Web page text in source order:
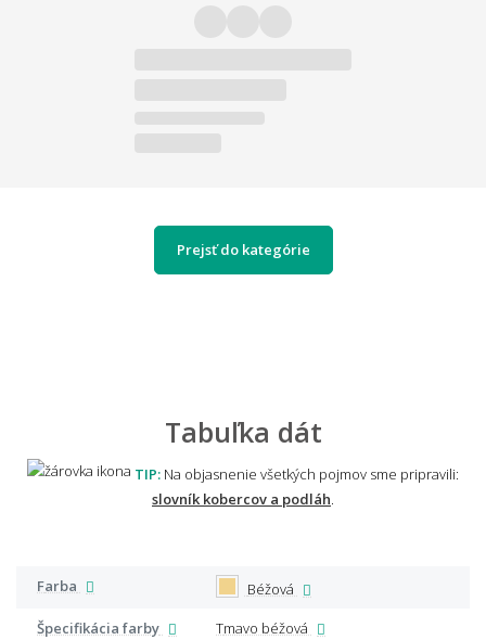
Prejsť do kategórie
Tabuľka dát
TIP: Na objasnenie všetkých pojmov sme pripravili:
slovník kobercov a podláh
Farba
Béžová
Špecifikácia farby
Tmavo béžová